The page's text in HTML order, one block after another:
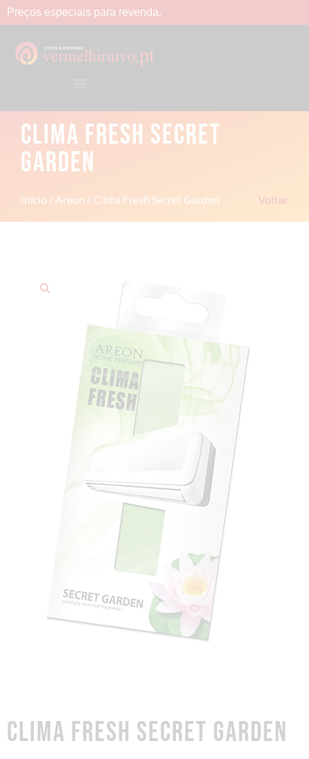
Preços especiais para revenda.
CLIMA FRESH SECRET
GARDEN
Início / Areon / Clima Fresh Secret Garden Voltar
CLIMA FRESH SECRET GARDEN